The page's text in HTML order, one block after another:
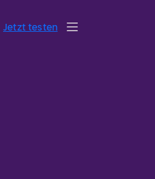
Jetzt testen